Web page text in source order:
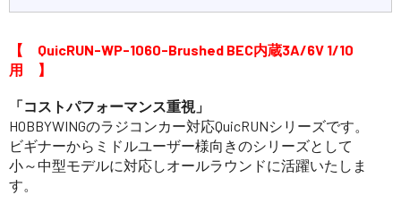
【 QuicRUN-WP-1060-Brushed BEC内蔵3A/6V 1/10
用 】
「コストパフォーマンス重視」
HOBBYWINGのラジコンカー対応QuicRUNシリーズです。
ビギナーからミドルユーザー様向きのシリーズとして
小～中型モデルに対応しオールラウンドに活躍いたしま
す。